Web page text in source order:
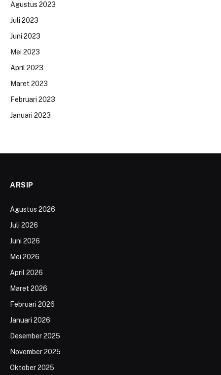
Agustus 2023
Juli 2023
Juni 2023
Mei 2023
April 2023
Maret 2023
Februari 2023
Januari 2023
ARSIP
Agustus 2026
Juli 2026
Juni 2026
Mei 2026
April 2026
Maret 2026
Februari 2026
Januari 2026
Desember 2025
November 2025
Oktober 2025